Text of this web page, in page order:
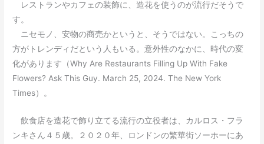
レストランやカフェの装飾に、造花を使うのが流行だそうで
す。
ニセモノ、安物の商売かというと、そうではない。こっちの
方がトレンディだという人もいる。意外性のなかに、時代の変
化があります（Why Are Restaurants Filling Up With Fake
Flowers? Ask This Guy. March 25, 2024. The New York
Times）。
飲食店を造花で飾り立てる流行の立役者は、カルロス・フラ
ンキさん４５歳。２０２０年、ロンドンの繁華街ソーホーにあ